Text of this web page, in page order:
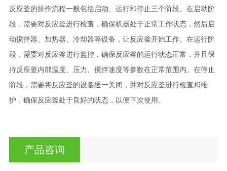
反应釜的操作流程一般包括启动、运行和停止三个阶段。在启动阶
段，需要对反应釜进行检查，确保机器处于正常工作状态，然后启
动搅拌器、加热器、冷却器等设备，让反应釜开始工作。在运行阶
段，需要对反应釜进行监控，确保反应釜的运行状态正常，并且保
持反应釜内部温度、压力、搅拌速度等参数在正常范围内。在停止
阶段，需要将反应釜的设备逐一关闭，并对反应釜进行检查和维
护，确保反应釜处于良好的状态，以便下次使用。
产品咨询